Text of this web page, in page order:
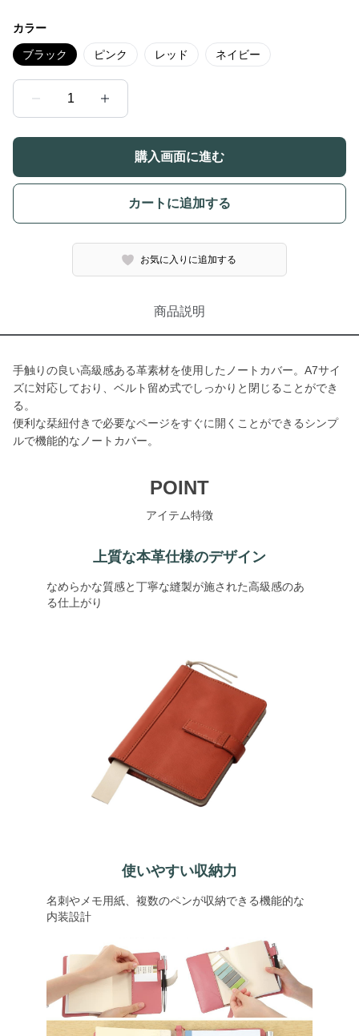
カラー
ブラック ピンク レッド ネイビー
1
購入画面に進む
カートに追加する
お気に入りに追加する
商品説明
手触りの良い高級感ある革素材を使用したノートカバー。A7サイ
ズに対応しており、ベルト留め式でしっかりと閉じることができ
る。
便利な栞紐付きで必要なページをすぐに開くことができるシンプ
ルで機能的なノートカバー。
POINT
アイテム特徴
上質な本革仕様のデザイン
なめらかな質感と丁寧な縫製が施された高級感のあ
る仕上がり
使いやすい収納力
名刺やメモ用紙、複数のペンが収納できる機能的な
内装設計